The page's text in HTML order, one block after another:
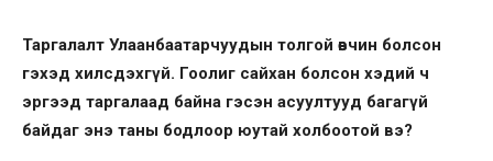
Таргалалт Улаанбаатарчуудын толгой өвчин болсон
гэхэд хилсдэхгүй. Гоолиг сайхан болсон хэдий ч
эргээд таргалаад байна гэсэн асуултууд багагүй
байдаг энэ таны бодлоор юутай холбоотой вэ?